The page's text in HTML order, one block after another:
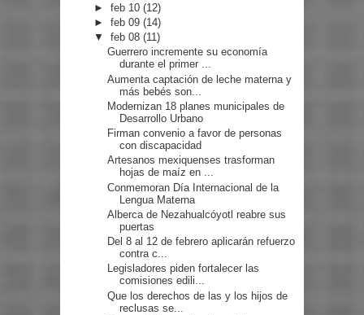
►feb 10(12)
►feb 09(14)
▼feb 08(11)
Guerrero incremente su economía
durante el primer ...
Aumenta captación de leche materna y
más bebés son...
Modernizan 18 planes municipales de
Desarrollo Urbano
Firman convenio a favor de personas
con discapacidad
Artesanos mexiquenses trasforman
hojas de maíz en ...
Conmemoran Día Internacional de la
Lengua Materna
Alberca de Nezahualcóyotl reabre sus
puertas
Del 8 al 12 de febrero aplicarán refuerzo
contra c...
Legisladores piden fortalecer las
comisiones edili...
Que los derechos de las y los hijos de
reclusas se...